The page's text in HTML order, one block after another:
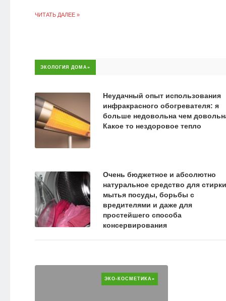
ЧИТАТЬ ДАЛЕЕ »
ЭКОЛОГИЯ ДОМА»
Неудачный опыт использования
инфракрасного обогревателя: я
больше недовольна чем
Какое то нездоровое тепло
Очень бюджетное и абсолютно
натуральное средство для
мытья посуды, борьбы с
вредителями и даже для
простейшего способа
консервирования
ЭКО-КОСМЕТИКА»